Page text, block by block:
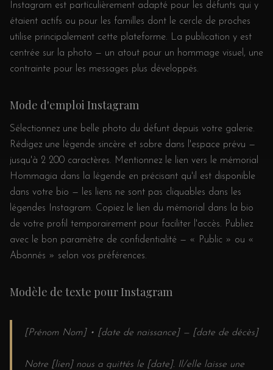
Instagram est particulièrement adapté pour les défunts qui y
étaient actifs ou pour les familles dont le cercle de proches
utilise principalement cette plateforme. La publication y est
centrée sur la photo — un atout pour un hommage visuel, une
contrainte pour les messages plus développés.
Mode d'emploi Instagram
Sélectionnez une belle photo du défunt depuis votre galerie.
Rédigez une légende sincère et sobre dans l'espace prévu —
jusqu'à 2 200 caractères. Mentionnez le lien vers le mémorial
Hommagia dans la légende en précisant qu'il est disponible
dans votre bio — les liens ne sont pas cliquables dans les
légendes Instagram. Copiez le lien du mémorial dans la bio
de votre profil temporairement pour faciliter l'accès. Publiez
avec le bon paramètre de confidentialité — « Public » ou «
Abonnés » selon vos préférences.
Modèle de texte pour Instagram
[Prénom Nom] • [date de naissance] — [date de décès]
Notre [lien] nous a quittés le [date]. Il/elle laisse une